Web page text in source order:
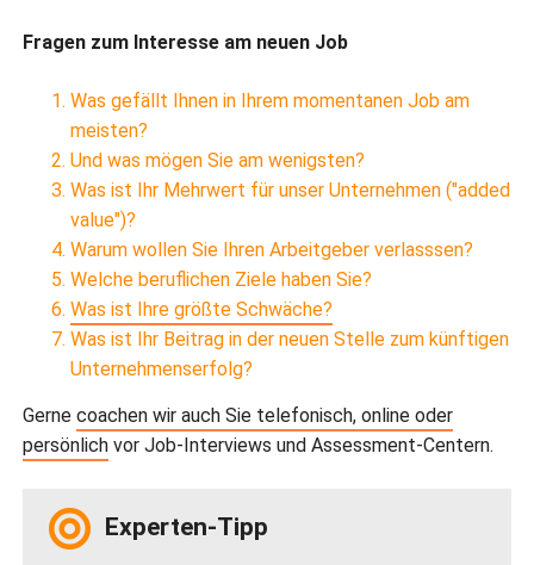
Fragen zum Interesse am neuen Job
Was gefällt Ihnen in Ihrem momentanen Job am
meisten?
Und was mögen Sie am wenigsten?
Was ist Ihr Mehrwert für unser Unternehmen ("added
value")?
Warum wollen Sie Ihren Arbeitgeber verlasssen?
Welche beruflichen Ziele haben Sie?
Was ist Ihre größte Schwäche?
Was ist Ihr Beitrag in der neuen Stelle zum künftigen
Unternehmenserfolg?
Gerne coachen wir auch Sie telefonisch, online oder
persönlichvor Job-Interviews und Assessment-Centern.
Experten-Tipp